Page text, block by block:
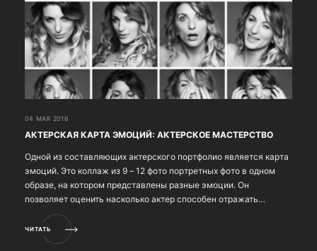
04 МАЯ 2016
АКТЕРСКАЯ КАРТА ЭМОЦИЙ: АКТЕРСКОЕ МАСТЕРСТВО
Одной из составляющих актерского портфолио является карта
эмоций. Это коллаж из 9 – 12 фото портретных фото в одном
образе, на котором представлены разные эмоции. Он
позволяет оценить насколько актер способен отражать
эмоции, их диапазон, а также внешний вид актера на д...
ЧИТАТЬ